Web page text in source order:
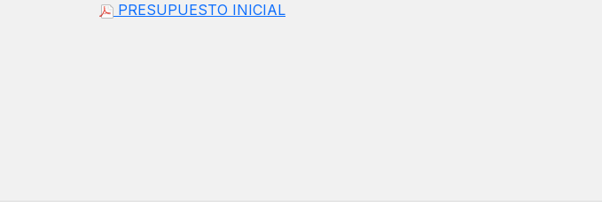
PRESUPUESTO INICIAL